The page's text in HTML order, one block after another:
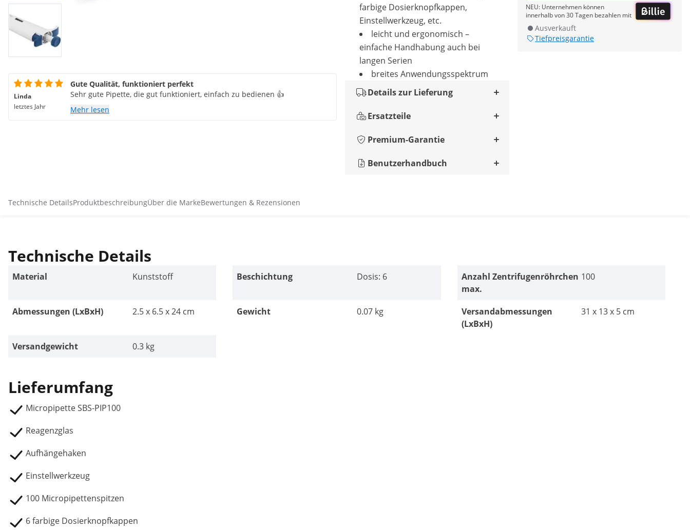
NEU: Unternehmen können
innerhalb von 30 Tagen bezahlen mit
Ausverkauft
Tiefpreisgarantie
farbige Dosierknopfkappen,
Einstellwerkzeug, etc.
leicht und ergonomisch –
einfache Handhabung auch bei
langen Serien
breites Anwendungsspektrum
Details zur Lieferung
Ersatzteile
Premium-Garantie
Benutzerhandbuch
Linda
letztes Jahr
Gute Qualität, funktioniert perfekt
Sehr gute Pipette, die gut funktioniert, einfach zu bedienen 👍
Mehr lesen
Technische DetailsProduktbeschreibungÜber die MarkeBewertungen & Rezensionen
Technische Details
Material Kunststoff Beschichtung Dosis: 6
Anzahl Zentrifugenröhrchen
max.
100
Abmessungen (LxBxH) 2.5 x 6.5 x 24 cm Gewicht 0.07 kg
Versandabmessungen
(LxBxH)
31 x 13 x 5 cm
Versandgewicht 0.3 kg
Lieferumfang
Micropipette SBS-PIP100
Reagenzglas
Aufhängehaken
Einstellwerkzeug
100 Micropipettenspitzen
6 farbige Dosierknopfkappen